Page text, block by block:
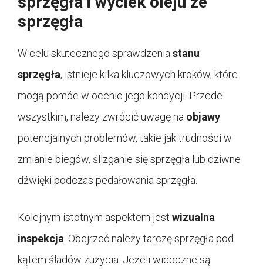
sprzęgła
W celu skutecznego sprawdzeniastanu
sprzęgła, istnieje kilka kluczowych kroków, które
mogą pomóc w ocenie jego kondycji. Przede
wszystkim, należy zwrócić uwagę na objawy
potencjalnych problemów, takie jak trudności w
zmianie biegów, ślizganie się sprzęgła lub dziwne
dźwięki podczas pedałowania sprzęgła.
Kolejnym istotnym aspektem jest wizualna
inspekcja. Obejrzeć należy tarczę sprzęgła pod
kątem śladów zużycia. Jeżeli widoczne są